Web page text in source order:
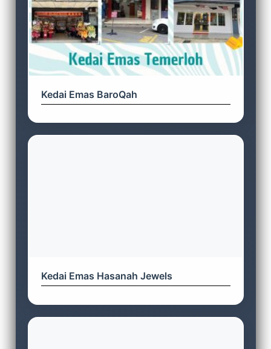
Kedai Emas BaroQah
Kedai Emas Hasanah Jewels